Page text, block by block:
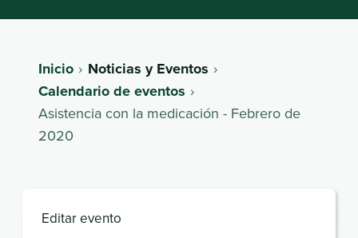
Inicio
Noticias y Eventos
Calendario de eventos
Asistencia con la medicación - Febrero de
2020
Editar evento